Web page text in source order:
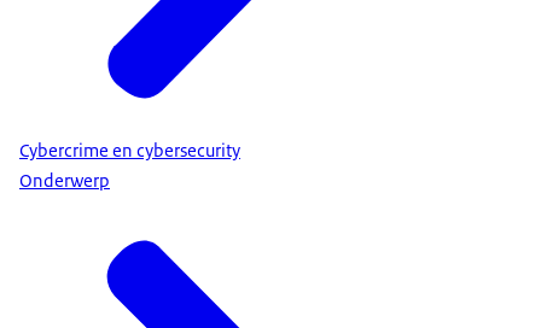
Cybercrime en cybersecurity
Onderwerp